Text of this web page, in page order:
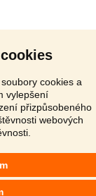
cookies a
vylepšení
přizpůsobeného
webových
,Ochrana údajů